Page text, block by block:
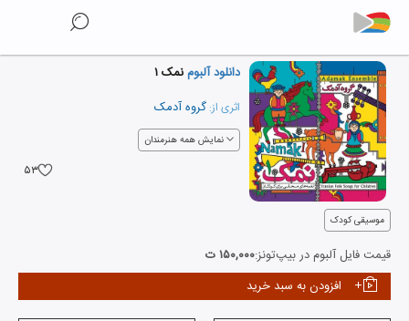
دانلود آلبومنمک ۱
اثری از: گروه آدمک
نمایش همه هنرمندان
۵۳
موسیقی کودک
قیمت فایل آلبوم در بیپ‌تونز:۱۵۰,۰۰۰ ت
افزودن به سبد خرید